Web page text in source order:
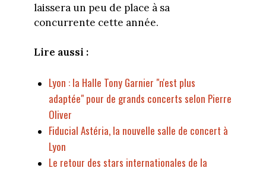
laissera un peu de place à sa
concurrente cette année.
Lire aussi :
Lyon : la Halle Tony Garnier "n'est plus
adaptée" pour de grands concerts selon Pierre
Oliver
Fiducial Astéria, la nouvelle salle de concert à
Lyon
Le retour des stars internationales de la